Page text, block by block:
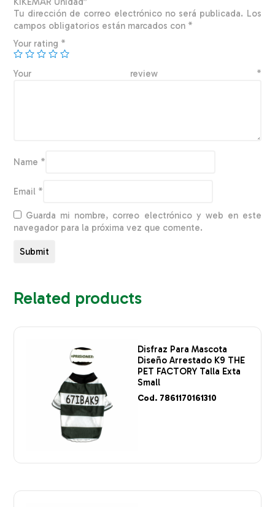
Tu dirección de correo electrónico no será publicada. Los
campos obligatorios están marcados con *
Your rating *
Your review *
Name *
Email *
Guarda mi nombre, correo electrónico y web en este
navegador para la próxima vez que comente.
Related products
Disfraz Para Mascota
Diseño Arrestado K9 THE
PET FACTORY Talla Exta
Small
Cod. 7861170161310